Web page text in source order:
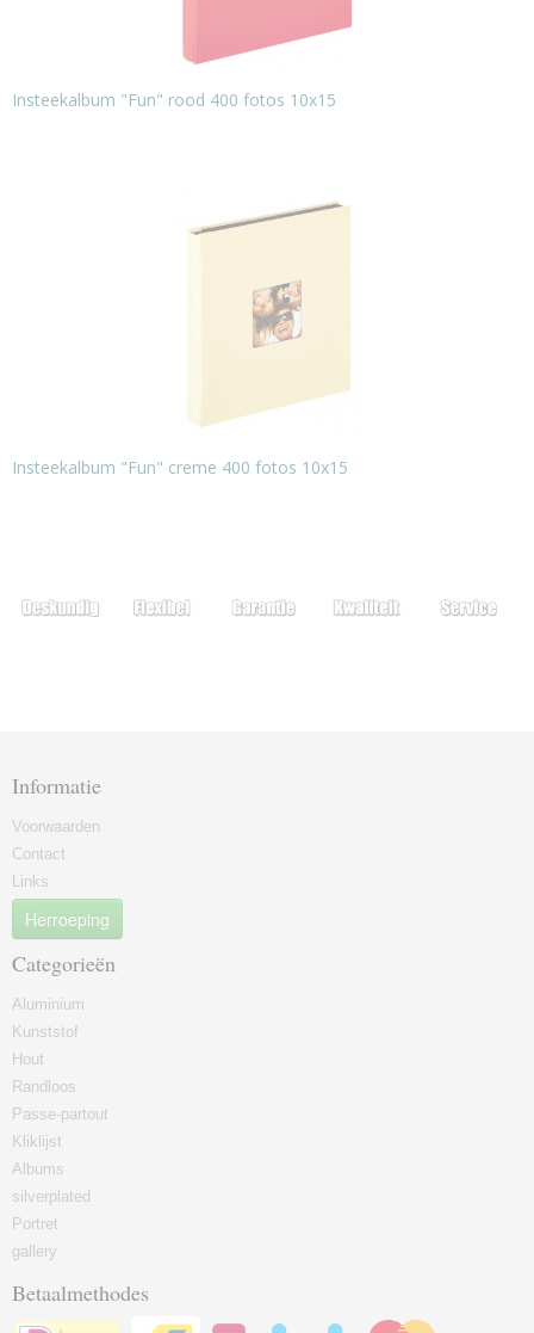
Insteekalbum "Fun" rood 400 fotos 10x15
Insteekalbum "Fun" creme 400 fotos 10x15
Informatie
Voorwaarden
Contact
Links
Herroeping
Categorieën
Aluminium
Kunststof
Hout
Randloos
Passe-partout
Kliklijst
Albums
silverplated
Portret
gallery
Betaalmethodes